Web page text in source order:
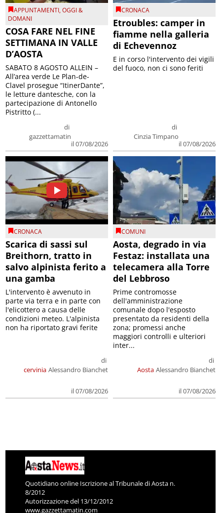
APPUNTAMENTI,OGGI &
DOMANI
COSA FARE NEL FINE
SETTIMANA IN VALLE
D’AOSTA
di
gazzettamatin
il 07/08/2026
SABATO 8 AGOSTO ALLEIN –
All’area verde Le Plan-de-
Clavel prosegue “ItinerDante”,
le letture dantesche, con la
partecipazione di Antonello
Pistritto (...
CRONACA
Etroubles: camper in
fiamme nella galleria
di Echevennoz
di
Cinzia Timpano
il 07/08/2026
E in corso l'intervento dei vigili
del fuoco, non ci sono feriti
CRONACA
Scarica di sassi sul
Breithorn, tratto in
salvo alpinista ferito a
una gamba
cervinia
di
Alessandro Bianchet
il 07/08/2026
L'intervento è avvenuto in
parte via terra e in parte con
l'elicottero a causa delle
condizioni meteo. L'alpinista
non ha riportato gravi ferite
COMUNI
Aosta, degrado in via
Festaz: installata una
telecamera alla Torre
del Lebbroso
Aosta
di
Alessandro Bianchet
il 07/08/2026
Prime contromosse
dell'amministrazione
comunale dopo l'esposto
presentato da residenti della
zona; promessi anche
maggiori controlli e ulteriori
inter...
Quotidiano online Iscrizione al Tribunale di Aosta n.
8/2012
Autorizzazione del 13/12/2012
www.gazzettamatin.com